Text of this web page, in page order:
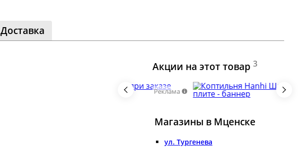
Доставка
Акции на этот товар 3
Магазины в Мценске
ул. Тургенева